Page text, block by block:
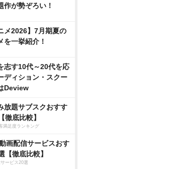
作が勢ぞろい！
メ2026】7月期夏の
を一挙紹介！
志す10代～20代を応
ディション・スクー
Deview
放題サブスクおすす
徹底比較】
満足度ランキング
画配信サービスおす
【徹底比較】
ービス20選